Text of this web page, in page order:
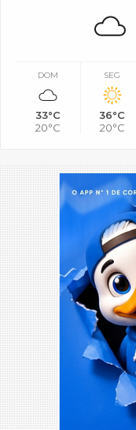
DOM
33°C
20°C
SEG
36°C
20°C